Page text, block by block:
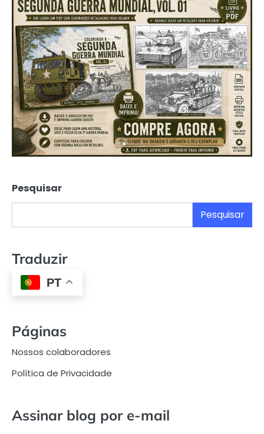
Pesquisar
Pesquisar
Traduzir
PT
Páginas
Nossos colaboradores
Política de Privacidade
Assinar blog por e-mail